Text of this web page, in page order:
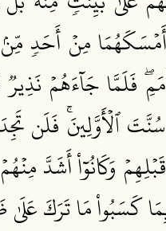
مِنۡ أَحَدٖ مِّنۢ
جَآءَهُمۡ نَذِيرٞ
ٱلۡأَوَّلِينَۚ فَلَن
وَكَانُوٓاْ أَشَدَّ
بِمَا كَسَبُواْ مَا تَرَكَ